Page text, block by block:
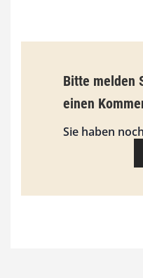
€
i
s
9
0
Bitte melden
einen
Sie haben